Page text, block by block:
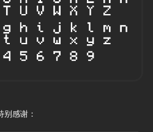
别感谢：